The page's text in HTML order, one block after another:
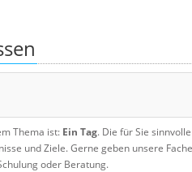
Thema ist: Ein Tag. Die für Sie
und Ziele. Gerne geben unsere
oder Beratung.